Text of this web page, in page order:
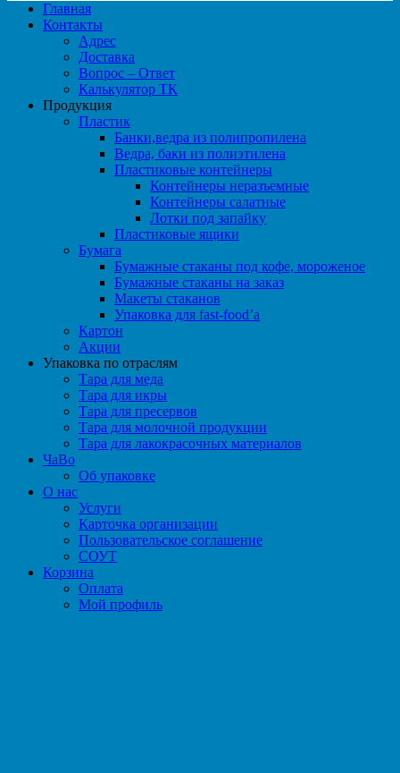
Главная
Контакты
Адрес
Доставка
Вопрос – Ответ
Калькулятор ТК
Продукция
Пластик
Банки,ведра из полипропилена
Ведра, баки из полиэтилена
Пластиковые контейнеры
Контейнеры неразъемные
Контейнеры салатные
Лотки под запайку
Пластиковые ящики
Бумага
Бумажные стаканы под кофе, мороженое
Бумажные стаканы на заказ
Макеты стаканов
Упаковка для fast-food’а
Картон
Акции
Упаковка по отраслям
Тара для меда
Тара для икры
Тара для пресервов
Тара для молочной продукции
Тара для лакокрасочных материалов
ЧаВо
Об упаковке
О нас
Услуги
Карточка организации
Пользовательское соглашение
СОУТ
Корзина
Оплата
Мой профиль